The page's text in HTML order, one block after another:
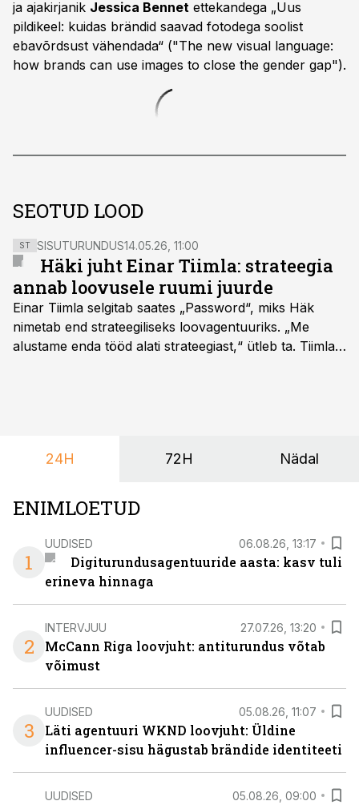
ja ajakirjanik Jessica Bennet ettekandega „Uus
pildikeel: kuidas brändid saavad fotodega soolist
ebavõrdsust vähendada“ ("The new visual language:
how brands can use images to close the gender gap").
SEOTUD LOOD
ST SISUTURUNDUS14.05.26, 11:00
Häki juht Einar Tiimla: strateegia
annab loovusele ruumi juurde
Einar Tiimla selgitab saates „Password“, miks Häk
nimetab end strateegiliseks loovagentuuriks. „Me
alustame enda tööd alati strateegiast,“ ütleb ta. Tiimla
24H 72H Nädal
ENIMLOETUD
1
UUDISED 06.08.26, 13:17
Digiturundusagentuuride aasta: kasv tuli
erineva hinnaga
2
INTERVJUU 27.07.26, 13:20
McCann Riga loovjuht: antiturundus võtab
võimust
3
UUDISED 05.08.26, 11:07
Läti agentuuri WKND loovjuht: Üldine
influencer-sisu hägustab brändide identiteeti
UUDISED 05.08.26, 09:00